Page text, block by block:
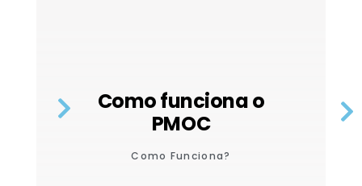
Como funciona o
PMOC
Como Funciona?